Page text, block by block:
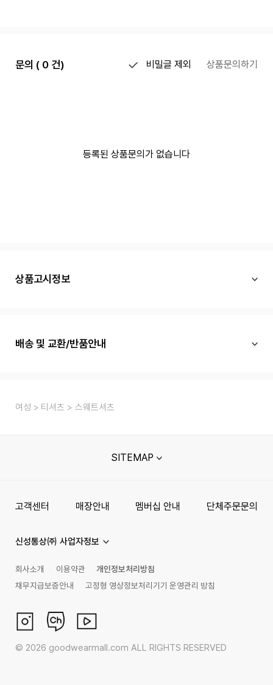
문의 ( 0 건) 비밀글 제외 상품문의하기
등록된 상품문의가 없습니다
상품고시정보
배송 및 교환/반품안내
여성 티셔츠 스웨트셔츠
SITEMAP
고객센터 매장안내 멤버십 안내 단체주문문의
신성통상㈜ 사업자정보
회사소개 이용약관
개인정보처리방침
채무지급보증안내
고정형 영상정보처리기기 운영관리 방침
© 2026 goodwearmall.com ALL RIGHTS RESERVED